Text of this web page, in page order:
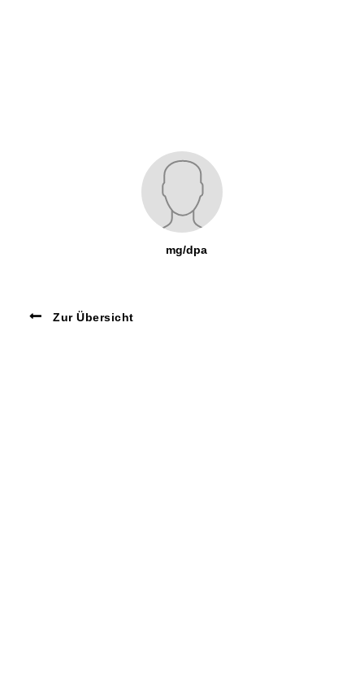
mg/dpa
Zur Übersicht